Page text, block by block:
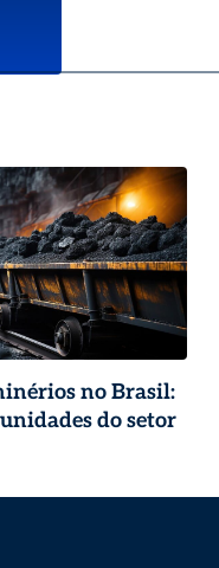
no Brasil:
do setor